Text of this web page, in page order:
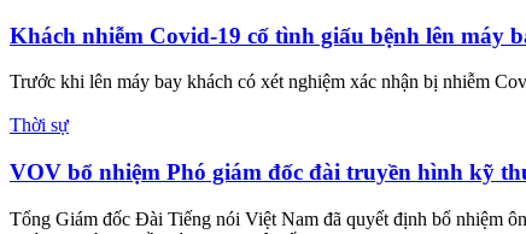
Khách nhiễm Covid-19 cố tình giấu bệnh lên máy
Trước khi lên máy bay khách có xét nghiệm xác nhận bị nhiễm
Thời sự
VOV bổ nhiệm Phó giám đốc đài truyền hình kỹ
Tổng Giám đốc Đài Tiếng nói Việt Nam đã quyết định bổ nhiệm